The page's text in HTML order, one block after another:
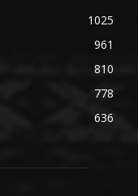
1025
961
810
778
636